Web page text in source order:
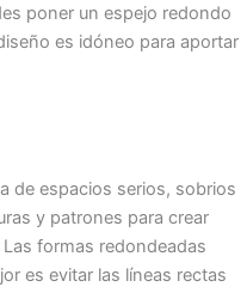
poner un espejo redondo
es idóneo para aportar
de espacios serios, sobrios
y patrones para crear
formas redondeadas
es evitar las líneas rectas